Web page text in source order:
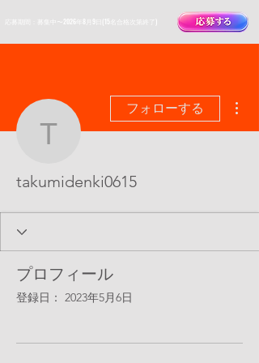
​応募期間：募集中〜2026年8月9日(15名合格次第終了)
takumidenki0615
フォローする
takumidenki0615
プロフィール
登録日： 2023年5月6日